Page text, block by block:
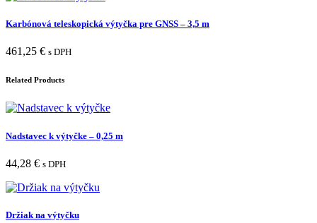
Karbónová teleskopická výtyčka pre GNSS – 3,5 m
461,25 € s DPH
Related Products
Nadstavec k výtyčke – 0,25 m
44,28 € s DPH
Držiak na výtyčku